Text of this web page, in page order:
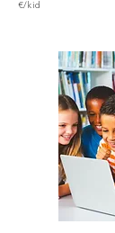
€/kid